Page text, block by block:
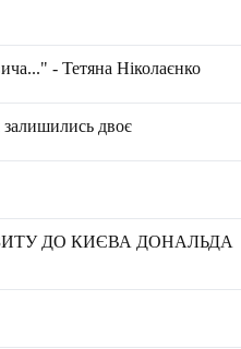
- Тетяна Ніколаєнко
залишились двоє
ДО КИЄВА ДОНАЛЬДА